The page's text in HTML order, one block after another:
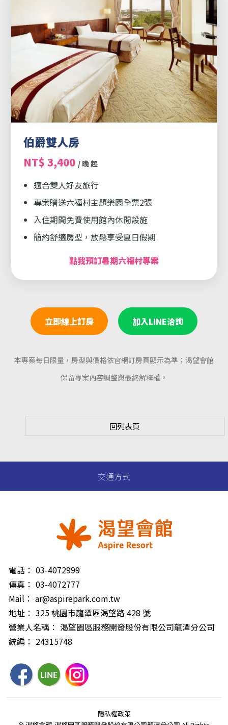
伯爵雙人房
NT$ 3,400 / 晚 起
適合雙人好友旅行
專案贈送六福村主題樂園全票2張
入住期間免費使用館內休閒設施
簡約舒適房型，放鬆享受夏日假期
點我預訂暑期六福村專案
立即線上訂房 加入LINE洽詢
本專案每日限量，房型與價格依官網訂房頁顯示為準；渴望會館
保留專案內容調整與最終解釋權。
回列表頁
交通方式
電話： 03-4072999
傳真： 03-4072777
Mail： ar@aspirepark.com.tw
地址： 325 桃園市龍潭區渴望路 428 號
營業人名稱： 渴望園區服務開發股份有限公司龍潭分公司
統編： 24315748
隱私權政策